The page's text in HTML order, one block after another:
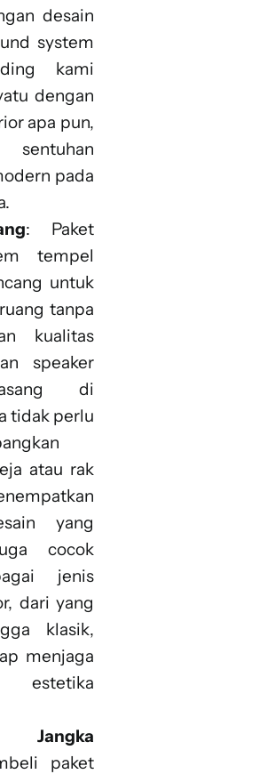
desain
system
kami
dengan
apa pun,
sentuhan
pada
: Paket
tempel
untuk
tanpa
kualitas
speaker
di
tidak perlu
atau rak
yang
cocok
jenis
dari yang
klasik,
menjaga
estetika
Jangka
paket